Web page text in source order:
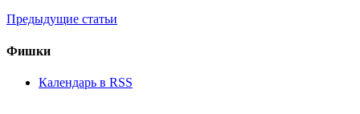
Предыдущие статьи
Фишки
Календарь в RSS